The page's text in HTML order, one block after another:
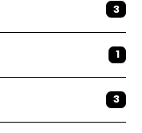
3
1
3